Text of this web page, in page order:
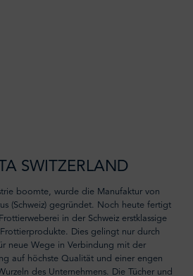
SWITZERLAND
boomte, wurde die Manufaktur von
(Schweiz) gegründet. Noch heute fertigt
in der Schweiz erstklassige
Dies gelingt nur durch
neue Wege in Verbindung mit der
auf höchste Qualität und einer engen
des Unternehmens. Die Tücher und